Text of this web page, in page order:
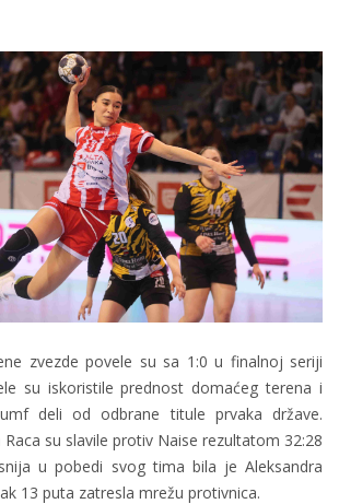
zvezde povele su sa 1:0 u finalnoj seriji
su iskoristile prednost domaćeg terena i
deli od odbrane titule prvaka države.
Raca su slavile protiv Naise rezultatom 32:28
u pobedi svog tima bila je Aleksandra
13 puta zatresla mrežu protivnica.